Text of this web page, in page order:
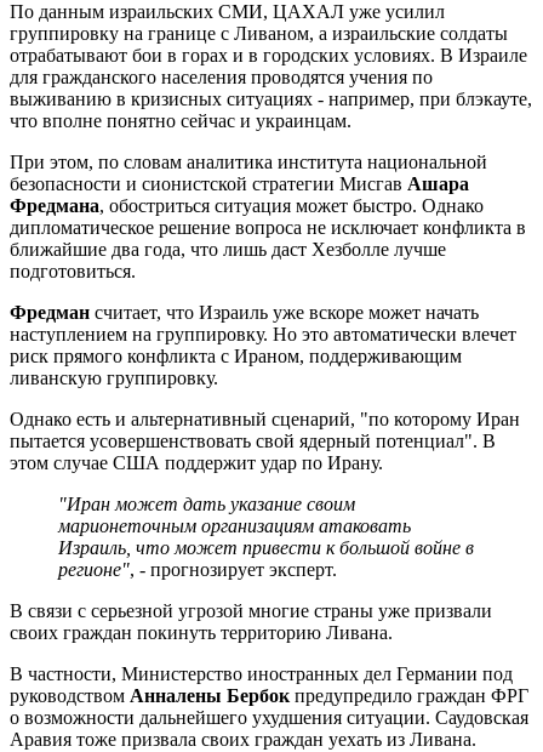
По данным израильских СМИ, ЦАХАЛ уже усилил
группировку на границе с Ливаном, а израильские солдаты
отрабатывают бои в горах и в городских условиях. В Израиле
для гражданского населения проводятся учения по
выживанию в кризисных ситуациях - например, при блэкауте,
что вполне понятно сейчас и украинцам.
При этом, по словам аналитика института национальной
безопасности и сионистской стратегии Мисгав Ашара
Фредмана, обостриться ситуация может быстро. Однако
дипломатическое решение вопроса не исключает конфликта в
ближайшие два года, что лишь даст Хезболле лучше
подготовиться.
Фредман считает, что Израиль уже вскоре может начать
наступлением на группировку. Но это автоматически влечет
риск прямого конфликта с Ираном, поддерживающим
ливанскую группировку.
Однако есть и альтернативный сценарий, "по которому Иран
пытается усовершенствовать свой ядерный потенциал". В
этом случае США поддержит удар по Ирану.
"Иран может дать указание своим
марионеточным организациям атаковать
Израиль, что может привести к большой войне в
регионе", - прогнозирует эксперт.
В связи с серьезной угрозой многие страны уже призвали
своих граждан покинуть территорию Ливана.
В частности, Министерство иностранных дел Германии под
руководством Анналены Бербокпредупредило граждан ФРГ
о возможности дальнейшего ухудшения ситуации. Саудовская
Аравия тоже призвала своих граждан уехать из Ливана.